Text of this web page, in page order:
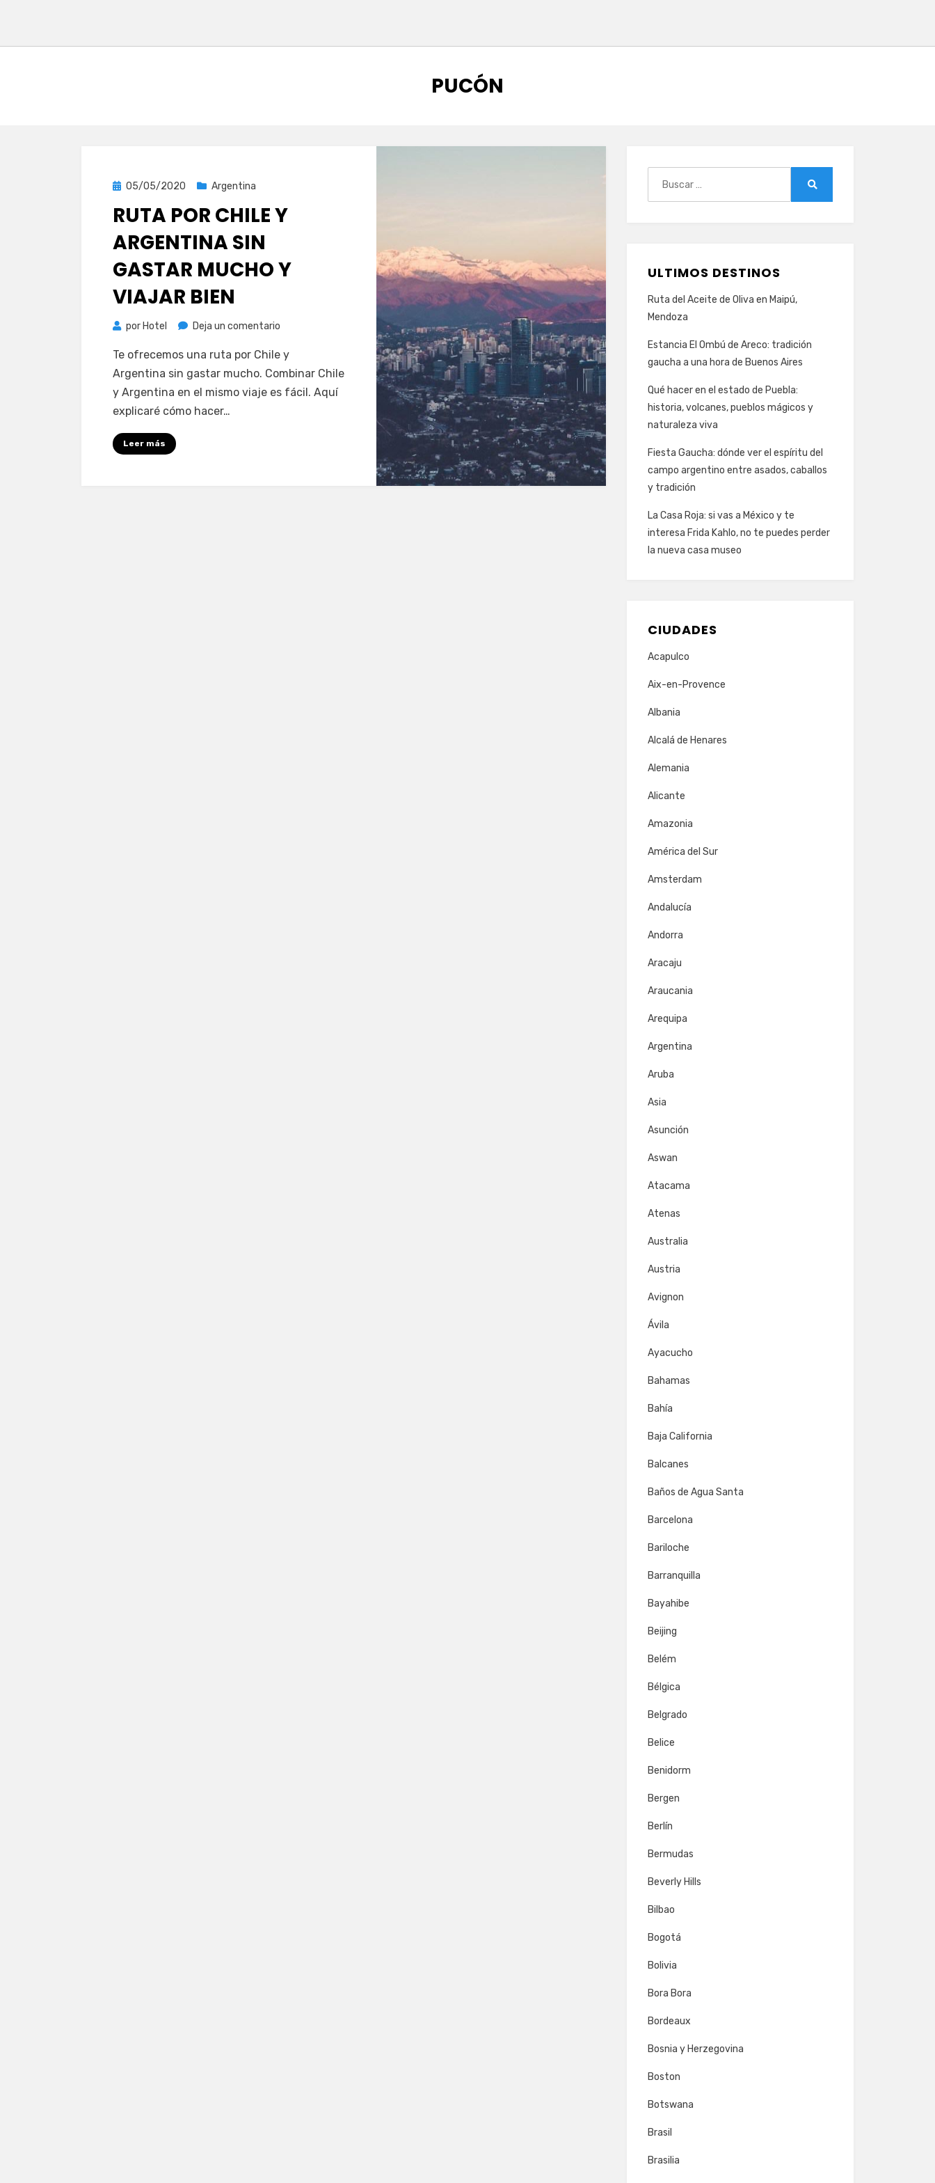
ETIQUETA
:
PUCÓN
Publicada
05/05/2020 Argentina
RUTA POR CHILE Y
ARGENTINA SIN
GASTAR MUCHO Y
VIAJAR BIEN
por Hotel Deja un comentario
por
Chile
y
Te ofrecemos una ruta por Chile y
Argentina sin gastar mucho. Combinar Chile
y Argentina en el mismo viaje es fácil. Aquí
explicaré cómo hacer…
Leer más
ULTIMOS DESTINOS
Ruta del Aceite de Oliva en Maipú,
Mendoza
Estancia El Ombú de Areco: tradición
gaucha a una hora de Buenos Aires
Qué hacer en el estado de Puebla:
historia, volcanes, pueblos mágicos y
naturaleza viva
Fiesta Gaucha: dónde ver el espíritu del
campo argentino entre asados, caballos
y tradición
La Casa Roja: si vas a México y te
interesa Frida Kahlo, no te puedes perder
la nueva casa museo
CIUDADES
Acapulco
Aix-en-Provence
Albania
Alcalá de Henares
Alemania
Alicante
Amazonia
América del Sur
Amsterdam
Andalucía
Andorra
Aracaju
Araucania
Arequipa
Argentina
Aruba
Asia
Asunción
Aswan
Atacama
Atenas
Australia
Austria
Avignon
Ávila
Ayacucho
Bahamas
Bahía
Baja California
Balcanes
Baños de Agua Santa
Barcelona
Bariloche
Barranquilla
Bayahibe
Beijing
Belém
Bélgica
Belgrado
Belice
Benidorm
Bergen
Berlín
Bermudas
Beverly Hills
Bilbao
Bogotá
Bolivia
Bora Bora
Bordeaux
Bosnia y Herzegovina
Boston
Botswana
Brasil
Brasilia